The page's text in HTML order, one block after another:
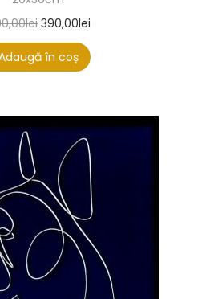
lei 390,00lei
în coș